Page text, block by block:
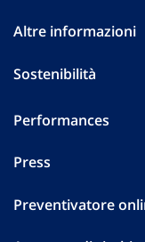
Altre informazioni
Sostenibilità
Performances
Press
Preventivatore